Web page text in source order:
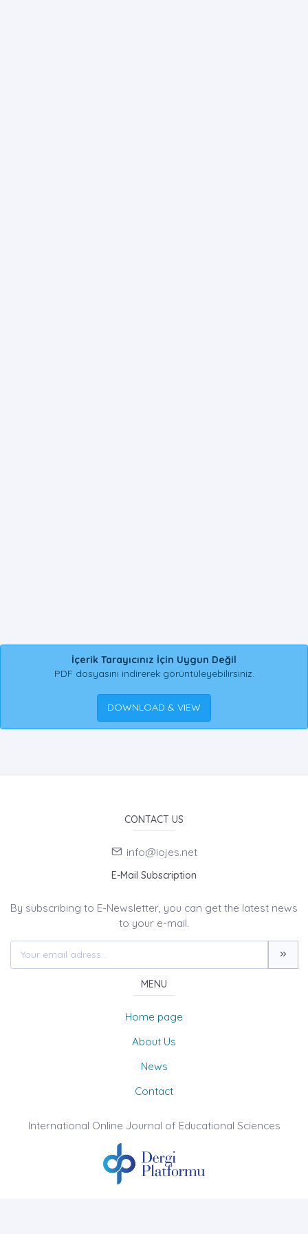
İçerik Tarayıcınız İçin Uygun Değil
PDF dosyasını indirerek görüntüleyebilirsiniz.
DOWNLOAD & VIEW
CONTACT US
info@iojes.net
E-Mail Subscription
By subscribing to E-Newsletter, you can get the latest news
to your e-mail.
MENU
Home page
About Us
News
Contact
International Online Journal of Educational Sciences